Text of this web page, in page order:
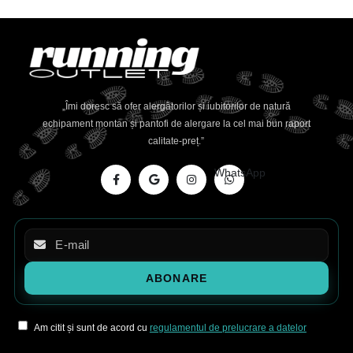
„Îmi doresc să ofer alergătorilor și iubitorilor de natură
echipament montan și pantofi de alergare la cel mai bun raport
calitate-preț.”
WhatsApp
Am citit și sunt de acord cu regulamentul de prelucrare a datelor